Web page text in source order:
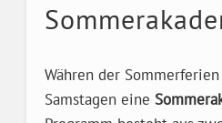
Währen der
Samstagen eine